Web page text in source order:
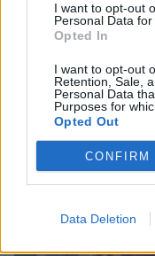
I want to opt-out
Personal Data for
Opted In
I want to opt-out
Retention, Sale,
Personal Data
Purposes for
Opted Out
CONFIRM
Data Deletion
Κατερίνα
στιγμιότυπο με